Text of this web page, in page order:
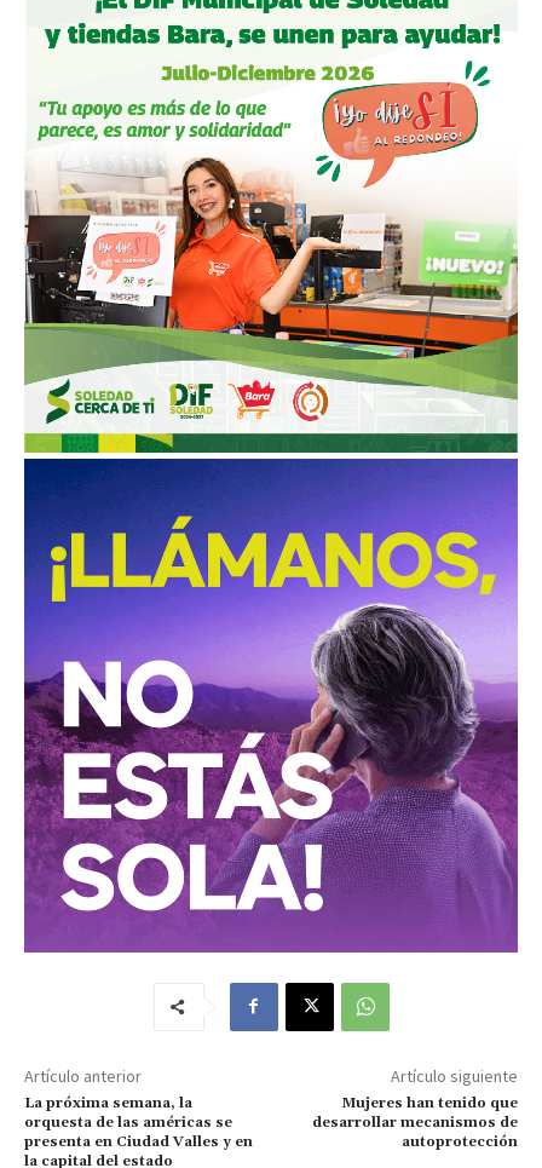
Artículo anterior
La próxima semana, la
orquesta de las américas se
presenta en Ciudad Valles y en
la capital del estado
Artículo siguiente
Mujeres han tenido que
desarrollar mecanismos de
autoprotección